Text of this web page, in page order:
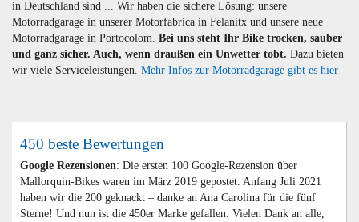
in Deutschland sind ... Wir haben die sichere Lösung: unsere
Motorradgarage in unserer Motorfabrica in Felanitx und unsere neue
Motorradgarage in Portocolom. Bei uns steht Ihr Bike trocken, sauber
und ganz sicher. Auch, wenn draußen ein Unwetter tobt. Dazu bieten
wir viele Serviceleistungen. Mehr Infos zur Motorradgarage gibt es hier
450 beste Bewertungen
Google Rezensionen: Die ersten 100 Google-Rezension über
Mallorquin-Bikes waren im März 2019 gepostet. Anfang Juli 2021
haben wir die 200 geknackt – danke an Ana Carolina für die fünf
Sterne! Und nun ist die 450er Marke gefallen. Vielen Dank an alle,